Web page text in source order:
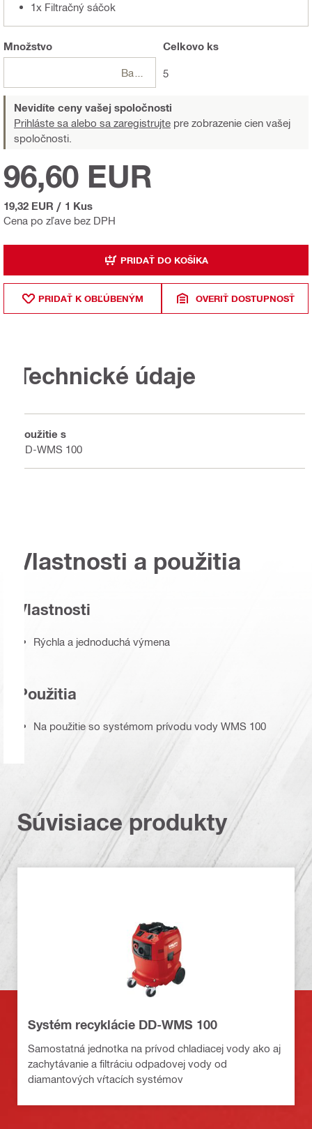
1x Filtračný sáčok
Množstvo Celkovo ks
5
Nevidíte ceny vašej spoločnosti
Prihláste sa alebo sa zaregistrujte pre zobrazenie cien vašej
spoločnosti.
Cena po zľave bez DPH
96,60 EUR
19,32 EUR / 1 Kus
PRIDAŤ DO KOŠÍKA
PRIDAŤ K OBĽÚBENÝM OVERIŤ DOSTUPNOSŤ
Technické údaje
Použitie s
DD-WMS 100
Vlastnosti a použitia
Vlastnosti
Rýchla a jednoduchá výmena
Použitia
Na použitie so systémom prívodu vody WMS 100
Súvisiace produkty
Systém recyklácie DD-WMS 100
Samostatná jednotka na prívod chladiacej vody ako aj
zachytávanie a filtráciu odpadovej vody od
diamantových vŕtacích systémov